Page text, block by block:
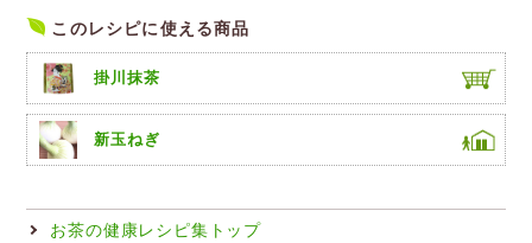
このレシピに使える商品
掛川抹茶
新玉ねぎ
お茶の健康レシピ集トップ